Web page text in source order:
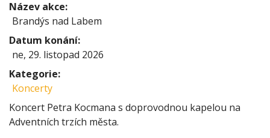
Název akce:
Brandýs nad Labem
Datum konání:
ne, 29. listopad 2026
Kategorie:
Koncerty
Koncert Petra Kocmana s doprovodnou kapelou na
Adventních trzích města.